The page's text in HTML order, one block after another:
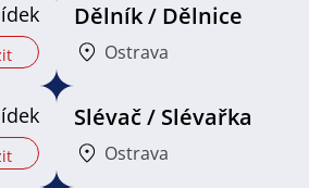
Dělník / Dělnice
Ostrava
Slévač / Slévařka
Ostrava